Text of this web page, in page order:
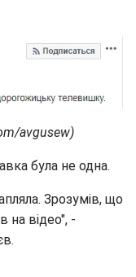
avgusew)
була не одна.
Зрозумів, що
на відео", -